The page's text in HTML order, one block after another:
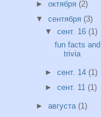
► октября (2)
▼ сентября (3)
▼сент. 16(1)
fun facts and
trivia
►сент. 14(1)
►сент. 11(1)
► августа (1)